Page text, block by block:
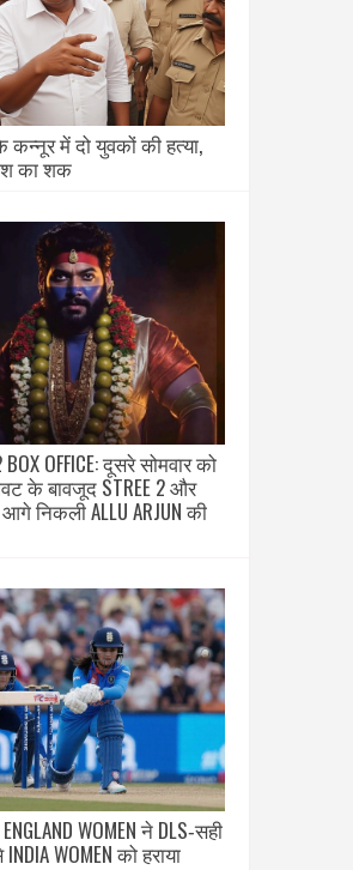
में दो युवकों की हत्या,
का शक
BOX OFFICE: दूसरे सोमवार को
के बावजूद STREE 2 और
निकली ALLU ARJUN की
WOMEN ने DLS‑सही
WOMEN को हराया